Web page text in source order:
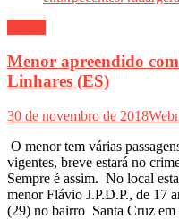
Menor apreendido
Linhares (ES)
30 de novembro de 2018
O menor tem várias
vigentes, breve estará no
Sempre é assim. No local
menor Flávio J.P.D.P., de 17
(29) no bairro Santa Cruz